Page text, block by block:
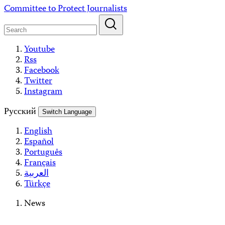
Skip
content
Committee to Protect Journalists
Youtube
Rss
Facebook
Twitter
Instagram
Русский
Switch Language
English
Español
Português
Français
العربية
Türkçe
News